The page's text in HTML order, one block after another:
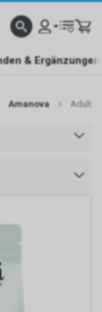
& Ergänzungen
Amanova Adult